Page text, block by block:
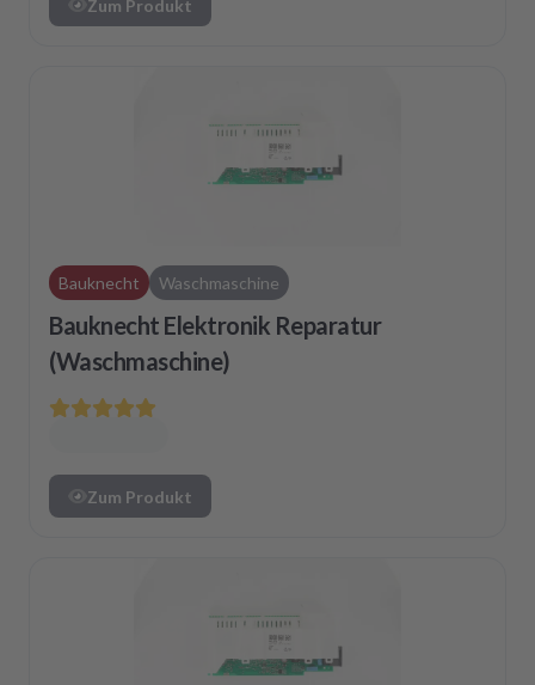
Zum Produkt
Bauknecht Waschmaschine
Bauknecht Elektronik Reparatur
(Waschmaschine)
Zum Produkt